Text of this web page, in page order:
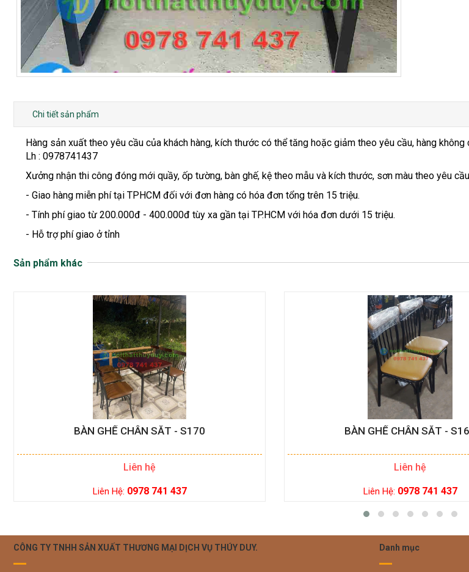
Chi tiết sản phẩm
Hàng sản xuất theo yêu cầu của khách hàng, kích thước có thể tăng hoặc giảm theo yêu cầu, hàng
Lh : 0978741437
Xưởng nhận thi công đóng mới quầy, ốp tường, bàn ghế, kệ theo mẫu và kích thước, sơn màu theo yêu
- Giao hàng miễn phí tại TPHCM đối với đơn hàng có hóa đơn tổng trên 15 triệu.
- Tính phí giao từ 200.000đ - 400.000đ tùy xa gần tại TP.HCM với hóa đơn dưới 15 triệu.
- Hỗ trợ phí giao ở tỉnh
Sản phẩm khác
BÀN GHẾ CHÂN SẮT - S170
Liên hệ
Liên Hệ: 0978 741 437
BÀN GHẾ CHÂN SẮT -
Liên hệ
Liên Hệ: 0978 741 437
CÔNG TY TNHH SẢN XUẤT THƯƠNG MẠI DỊCH VỤ THÚY DUY. Danh mục